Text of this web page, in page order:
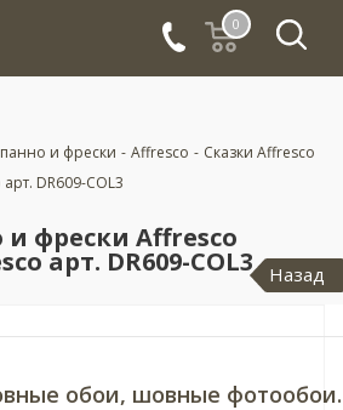
0
и фрески - Affresco - Сказки Affresco
DR609-COL3
фрески Affresco
арт. DR609-COL3 Назад
обои, шовные